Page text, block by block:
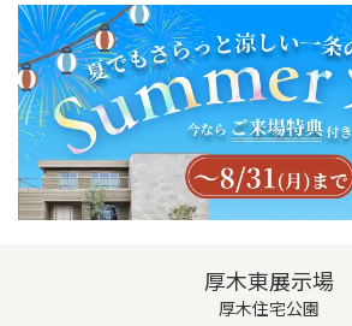
厚木東展示場
厚木住宅公園